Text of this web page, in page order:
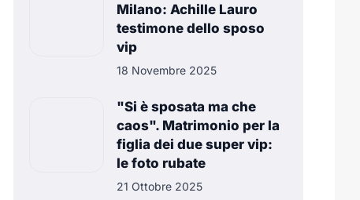
Milano: Achille Lauro
testimone dello sposo
vip
18 Novembre 2025
"Si è sposata ma che
caos". Matrimonio per la
figlia dei due super vip:
le foto rubate
21 Ottobre 2025